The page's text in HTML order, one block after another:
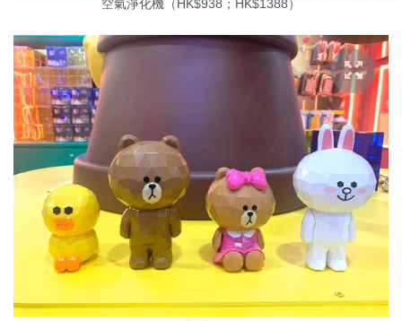
空氣淨化機（HK$938；HK$1388）